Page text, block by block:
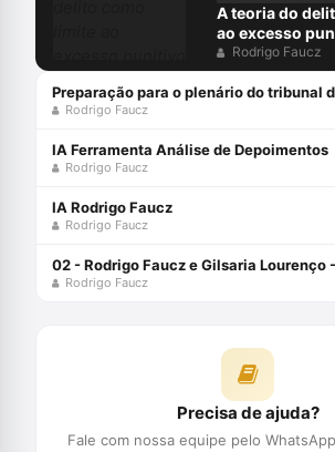
A teoria do
ao excesso
Rodrigo Faucz
Rodrigo Faucz
IA Ferramenta Análise de Depoimentos
Rodrigo Faucz
IA Rodrigo Faucz
Rodrigo Faucz
Rodrigo Faucz
Precisa de ajuda?
Fale com nossa equipe pelo